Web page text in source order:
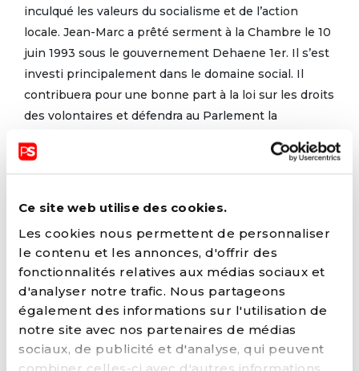
Ce site web utilise des cookies.
Les cookies nous permettent de personnaliser
le contenu et les annonces, d'offrir des
fonctionnalités relatives aux médias sociaux et
d'analyser notre trafic. Nous partageons
également des informations sur l'utilisation de
notre site avec nos partenaires de médias
sociaux, de publicité et d'analyse, qui peuvent
inculqué les valeurs du socialisme et de l’action
locale. Jean-Marc a prêté serment à la Chambre le 10
juin 1993 sous le gouvernement Dehaene 1er. Il s’est
investi principalement dans le domaine social. Il
contribuera pour une bonne part à la loi sur les droits
des volontaires et défendra au Parlement la
jeunes. En 2008, il est désigné Secrétaire d’État sous
les Gouvernements Leterme et Van Rompuy. Il fait
adopter en juillet 2008 le premier Plan fédéral de
inspirera les Ministres suivants. En charge par la
suite des personnes handicapées, il œuvre à
Convention des Nations Unies sur droits des
personnes handicapées. Jean-Marc ne reniera jamais
sa formation en relations internationales de l’ULB et
s’engagera toute sa vie en faveur des droits du